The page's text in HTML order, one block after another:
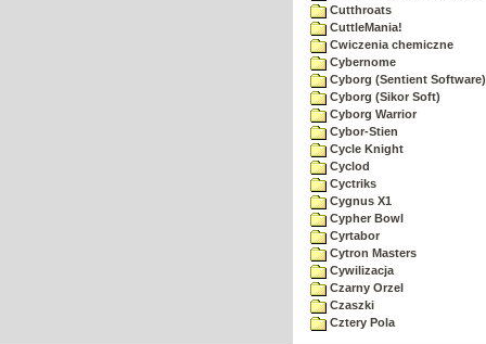
Cutthroats
CuttleMania!
Cwiczenia chemiczne
Cybernome
Cyborg (Sentient Software)
Cyborg (Sikor Soft)
Cyborg Warrior
Cybor-Stien
Cycle Knight
Cyclod
Cyctriks
Cygnus X1
Cypher Bowl
Cyrtabor
Cytron Masters
Cywilizacja
Czarny Orzel
Czaszki
Cztery Pola